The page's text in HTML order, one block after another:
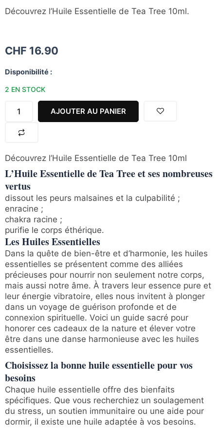
Découvrez l’Huile Essentielle de Tea Tree 10ml.
CHF 16.90
Disponibilité :
2 EN STOCK
quantité
Huile
Essentielle
AJOUTER AU PANIER
Découvrez l’Huile Essentielle de Tea Tree 10ml
L’Huile Essentielle de Tea Tree et ses nombreuses
vertus
dissout les peurs malsaines et la culpabilité ;
enracine ;
chakra racine ;
purifie le corps éthérique.
Les Huiles Essentielles
Dans la quête de bien-être et d’harmonie, les huiles
essentielles se présentent comme des alliées
précieuses pour nourrir non seulement notre corps,
mais aussi notre âme. À travers leur essence pure et
leur énergie vibratoire, elles nous invitent à plonger
dans un voyage de guérison profonde et de
connexion spirituelle. Voici un guide sacré pour
honorer ces cadeaux de la nature et élever votre
être dans une danse harmonieuse avec les huiles
essentielles.
Choisissez la bonne huile essentielle pour vos
besoins
Chaque huile essentielle offre des bienfaits
spécifiques. Que vous recherchiez un soulagement
du stress, un soutien immunitaire ou une aide pour
dormir, il existe une huile adaptée à vos besoins.